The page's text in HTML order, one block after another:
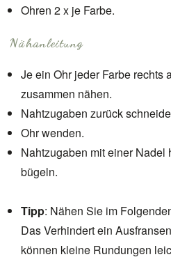
Ohren 2 x je Farbe.
Nähanleitung
Je ein Ohr jeder Farbe rechts
zusammen nähen.
Nahtzugaben zurück
Ohr wenden.
Nahtzugaben mit einer Nadel
bügeln.
Tipp: Nähen Sie im
Das Verhindert ein
können kleine Rundungen